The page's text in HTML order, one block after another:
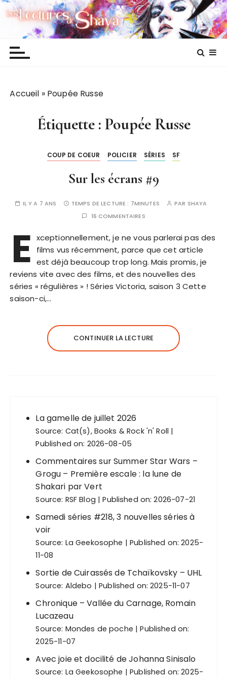
P
Les lectures de Shaya
Accueil » Poupée Russe
Étiquette : Poupée Russe
COUP DE COEUR POLICIER SÉRIES SF
Sur les écrans #9
IL Y A 7 ANS TEMPS DE LECTURE : 7MINUTES PAR SHAYA
16 COMMENTAIRES
E xceptionnellement, je ne vous parlerai pas des
films vus récemment, parce que cet article
est déjà beaucoup trop long. Mais promis, je
reviens vite avec des films, et des nouvelles des
séries « régulières » ! Séries Victoria, saison 3 Cette
saison-ci,…
CONTINUER LA LECTURE
La gamelle de juillet 2026
Source: Cat(s), Books & Rock 'n' Roll
Published on: 2026-08-05
Commentaires sur Summer Star Wars –
Grogu – Première escale : la lune de
Shakari par Vert
Source: RSF Blog Published on: 2026-07-21
Samedi séries #218, 3 nouvelles séries à
voir
Source: La Geekosophe
Published on: 2025-
11-08
Sortie de Cuirassés de Tchaïkovsky – UHL
Source: Aldebo Published on: 2025-11-07
Chronique – Vallée du Carnage, Romain
Lucazeau
Source: Mondes de poche
Published on:
2025-11-07
Avec joie et docilité de Johanna Sinisalo
Source: La Geekosophe
Published on: 2025-